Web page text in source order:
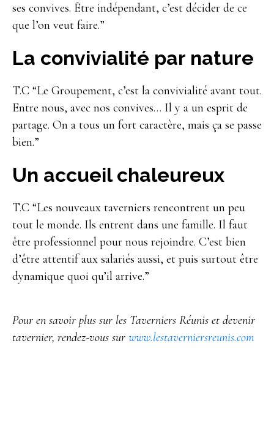
ses convives. Être indépendant, c’est décider de ce
que l’on veut faire.”
La convivialité par nature
T.C “Le Groupement, c’est la convivialité avant tout.
Entre nous, avec nos convives… Il y a un esprit de
partage. On a tous un fort caractère, mais ça se passe
bien.”
Un accueil chaleureux
T.C “Les nouveaux taverniers rencontrent un peu
tout le monde. Ils entrent dans une famille. Il faut
être professionnel pour nous rejoindre. C’est bien
d’être attentif aux salariés aussi, et puis surtout être
dynamique quoi qu’il arrive.”
Pour en savoir plus sur les Taverniers Réunis et devenir
tavernier, rendez-vous sur www.lestaverniersreunis.com